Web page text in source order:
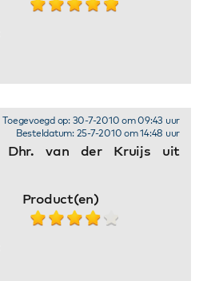
Dhr. van der Kruijs uit
Toegevoegd op: 30-7-2010 om 09:43 uur
Besteldatum: 25-7-2010 om 14:48 uur
Product(en)